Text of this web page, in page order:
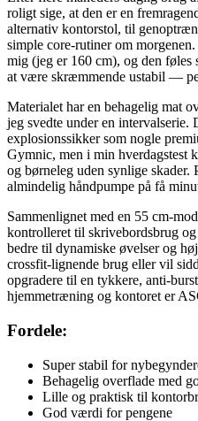
roligt sige, at den er en
alternativ kontorstol, til
simple core-rutiner om
mig (jeg er 160 cm), og den føles
at være skræmmende ustabil —
Materialet har en behagelig mat
jeg svedte under en intervalserie.
explosionssikker som nogle
Gymnic, men i min hverdagstest
og børneleg uden synlige skader.
almindelig håndpumpe på få
Sammenlignet med en 55 cm-
kontrolleret til skrivebordsbrug
bedre til dynamiske øvelser og
crossfit-lignende brug eller vil
opgradere til en tykkere, anti-
hjemmetræning og kontoret er
Fordele:
Super stabil for
Behagelig overflade med
Lille og praktisk til
God værdi for pengene